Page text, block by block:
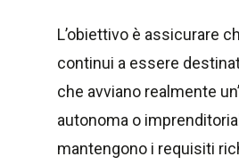
L’obiettivo è assicurare
continui a essere
che avviano realmente
autonoma o
mantengono i requisiti